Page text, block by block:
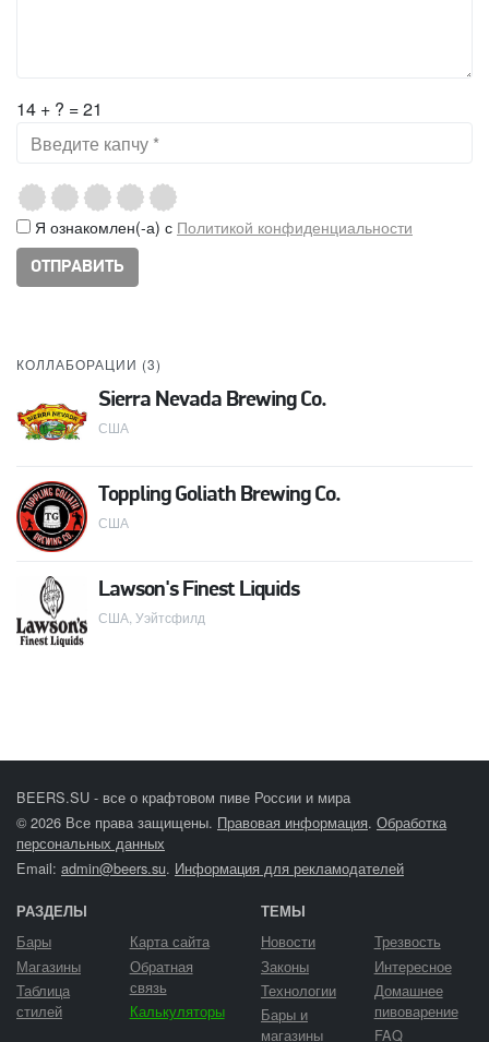
14 + ? = 21
Я ознакомлен(-а) с Политикой конфиденциальности
КОЛЛАБОРАЦИИ (3)
Sierra Nevada Brewing Co.
США
Toppling Goliath Brewing Co.
США
Lawson's Finest Liquids
США, Уэйтсфилд
BEERS.SU - все о крафтовом пиве России и мира
© 2026 Все права защищены. Правовая информация. Обработка
персональных данных
Email: admin@beers.su. Информация для рекламодателей
РАЗДЕЛЫ
Бары
Магазины
Таблица
стилей
Карта сайта
Обратная
связь
Калькуляторы
ТЕМЫ
Новости
Законы
Технологии
Бары и
магазины
Трезвость
Интересное
Домашнее
пивоварение
FAQ